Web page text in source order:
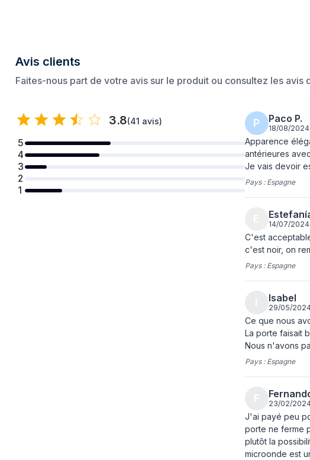
Avis clients
Faites-nous part de votre avis sur le produit ou consultez les avis
3.8(41 avis)
5
4
3
2
1
P Paco P.
18/08/2024
Apparence
antérieures
Je vais devoir
Pays : Espagne
14/07/2024
C'est
c'est noir, on
Pays : Espagne
Isabel
29/05/
Ce que nous
La porte faisait
Nous n'avons
Pays : Espagne
23/02/
J'ai payé peu
porte ne ferme
plutôt la
microonde est